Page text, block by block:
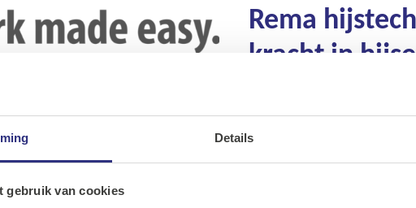
Details
gebruik van cookies
Rema
kracht in
Rema is gespecialiseerd
programma hijsmiddelen
hijsjukken.
De producten zijn
in het achterhoofd en